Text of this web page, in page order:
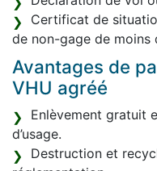
Certificat de
de non-gage de moins
Avantages de
VHU agréé
Enlèvement gratuit
d’usage.
Destruction et